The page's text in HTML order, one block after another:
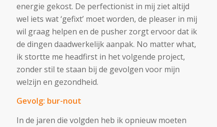
energie gekost. De perfectionist in mij ziet altijd
wel iets wat ‘gefixt’ moet worden, de pleaser in mij
wil graag helpen en de pusher zorgt ervoor dat ik
de dingen daadwerkelijk aanpak. No matter what,
ik stortte me headfirst in het volgende project,
zonder stil te staan bij de gevolgen voor mijn
welzijn en gezondheid.
Gevolg: bur-nout
In de jaren die volgden heb ik opnieuw moeten